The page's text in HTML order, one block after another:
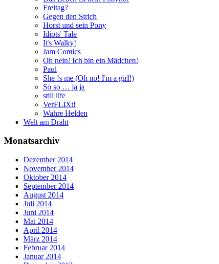
Freitag?
Gegen den Strich
Horst und sein Pony
Idiots' Tale
It's Walky!
Jam Comics
Oh nein! Ich bin ein Mädchen!
Paul
She !s me (Oh no! I'm a girl!)
So so … ja ja
still life
VerFLIXt!
Wahre Helden
Welt am Draht
Monatsarchiv
Dezember 2014
November 2014
Oktober 2014
September 2014
August 2014
Juli 2014
Juni 2014
Mai 2014
April 2014
März 2014
Februar 2014
Januar 2014